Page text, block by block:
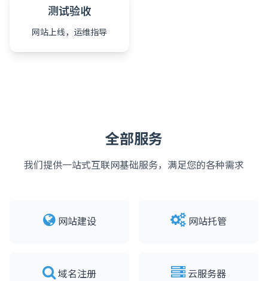
测试验收
网站上线，运维指导
全部服务
我们提供一站式互联网基础服务，满足您的各种需求
网站建设 网站托管
域名注册 云服务器